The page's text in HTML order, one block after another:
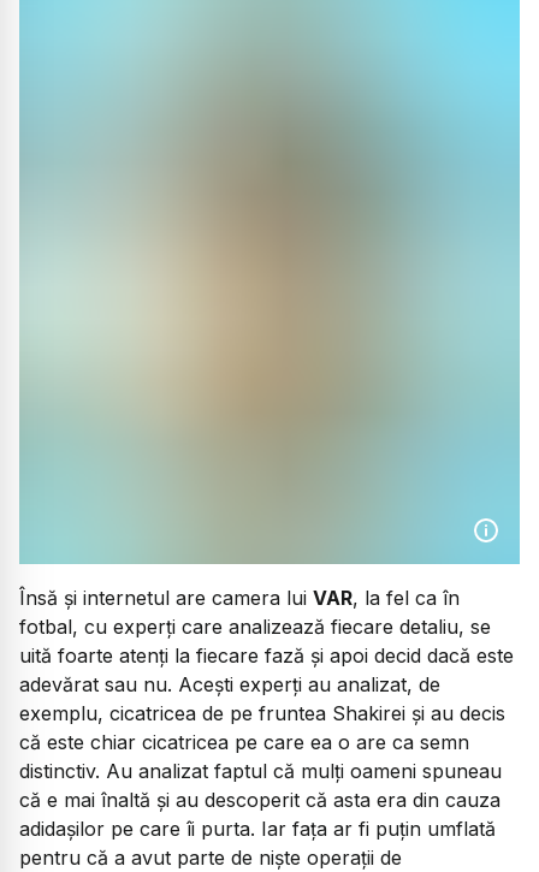
Însă și internetul are camera lui VAR, la fel ca în
fotbal, cu experți care analizează fiecare detaliu, se
uită foarte atenți la fiecare fază și apoi decid dacă este
adevărat sau nu. Acești experți au analizat, de
exemplu, cicatricea de pe fruntea Shakirei și au decis
că este chiar cicatricea pe care ea o are ca semn
distinctiv. Au analizat faptul că mulți oameni spuneau
că e mai înaltă și au descoperit că asta era din cauza
adidașilor pe care îi purta. Iar fața ar fi puțin umflată
pentru că a avut parte de niște operații de